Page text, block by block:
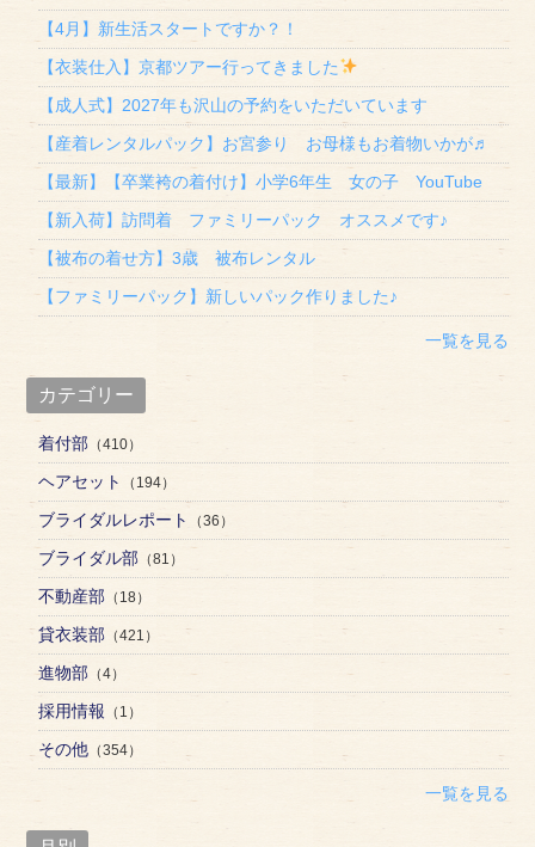
【4月】新生活スタートですか？！
【衣装仕入】京都ツアー行ってきました
【成人式】2027年も沢山の予約をいただいています
【産着レンタルパック】お宮参り お母様もお着物いかが♬
【最新】【卒業袴の着付け】小学6年生 女の子 YouTube
【新入荷】訪問着 ファミリーパック オススメです♪
【被布の着せ方】3歳 被布レンタル
【ファミリーパック】新しいパック作りました♪
一覧を見る
カテゴリー
着付部 （410）
ヘアセット （194）
ブライダルレポート （36）
ブライダル部 （81）
不動産部 （18）
貸衣装部 （421）
進物部 （4）
採用情報 （1）
その他 （354）
一覧を見る